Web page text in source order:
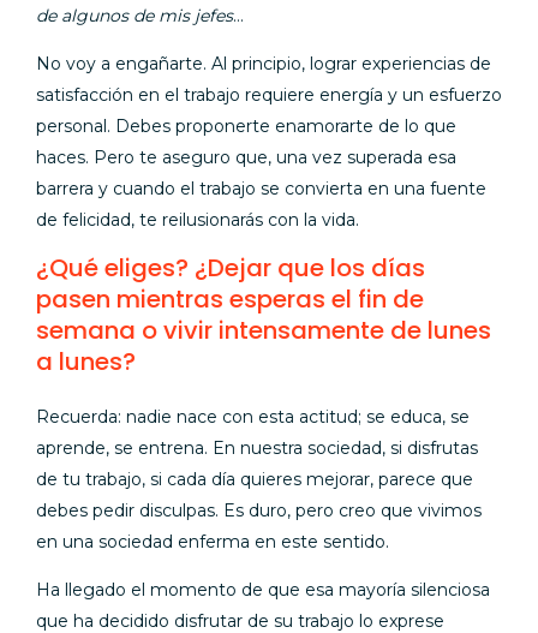
de algunos de mis jefes…
No voy a engañarte. Al principio, lograr experiencias de
satisfacción en el trabajo requiere energía y un esfuerzo
personal. Debes proponerte enamorarte de lo que
haces. Pero te aseguro que, una vez superada esa
barrera y cuando el trabajo se convierta en una fuente
de felicidad, te reilusionarás con la vida.
¿Qué eliges? ¿Dejar que los días
pasen mientras esperas el fin de
semana o vivir intensamente de lunes
a lunes?
Recuerda: nadie nace con esta actitud; se educa, se
aprende, se entrena. En nuestra sociedad, si disfrutas
de tu trabajo, si cada día quieres mejorar, parece que
debes pedir disculpas. Es duro, pero creo que vivimos
en una sociedad enferma en este sentido.
Ha llegado el momento de que esa mayoría silenciosa
que ha decidido disfrutar de su trabajo lo exprese